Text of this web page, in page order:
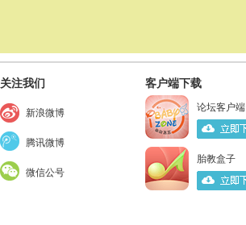
关注我们
新浪微博
腾讯微博
微信公号
客户端下载
论坛客户端
胎教盒子